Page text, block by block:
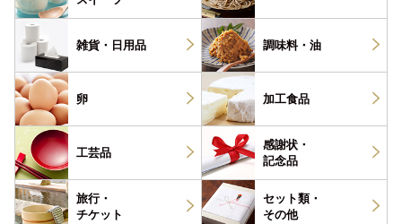
雑貨・ 日用品 調味料・ 油
卵 加工食品
工芸品
感謝状・
記念品
旅行・
チケット
セット類・
その他